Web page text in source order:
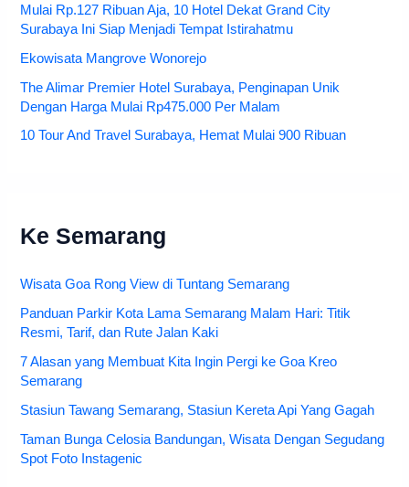
Mulai Rp.127 Ribuan Aja, 10 Hotel Dekat Grand City
Surabaya Ini Siap Menjadi Tempat Istirahatmu
Ekowisata Mangrove Wonorejo
The Alimar Premier Hotel Surabaya, Penginapan Unik
Dengan Harga Mulai Rp475.000 Per Malam
10 Tour And Travel Surabaya, Hemat Mulai 900 Ribuan
Ke Semarang
Wisata Goa Rong View di Tuntang Semarang
Panduan Parkir Kota Lama Semarang Malam Hari: Titik
Resmi, Tarif, dan Rute Jalan Kaki
7 Alasan yang Membuat Kita Ingin Pergi ke Goa Kreo
Semarang
Stasiun Tawang Semarang, Stasiun Kereta Api Yang Gagah
Taman Bunga Celosia Bandungan, Wisata Dengan Segudang
Spot Foto Instagenic